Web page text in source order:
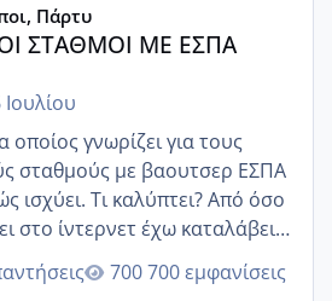
Πάρτυ
ΣΤΑΘΜΟΙ ΜΕ ΕΣΠΑ
οποίος γνωρίζει για τους
σταθμούς με βαουτσερ ΕΣΠΑ
ισχύει. Τι καλύπτει? Από όσο
στο ίντερνετ έχω καταλάβει
καλύπτει όλα τα
και τα τροφεια του ιδιωτικού
700 εμφανίσεις